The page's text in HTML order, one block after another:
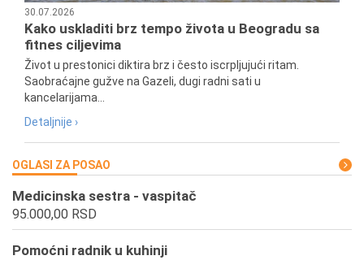
30.07.2026
Kako uskladiti brz tempo života u Beogradu sa
fitnes ciljevima
Život u prestonici diktira brz i često iscrpljujući ritam.
Saobraćajne gužve na Gazeli, dugi radni sati u
kancelarijama...
Detaljnije ›
OGLASI ZA POSAO
Medicinska sestra - vaspitač
95.000,00 RSD
Pomoćni radnik u kuhinji